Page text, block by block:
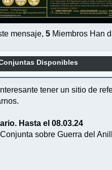
mensaje,5 Miembros Han
Disponibles
tener un sitio de
Hasta el 08.03.24
sobre Guerra del